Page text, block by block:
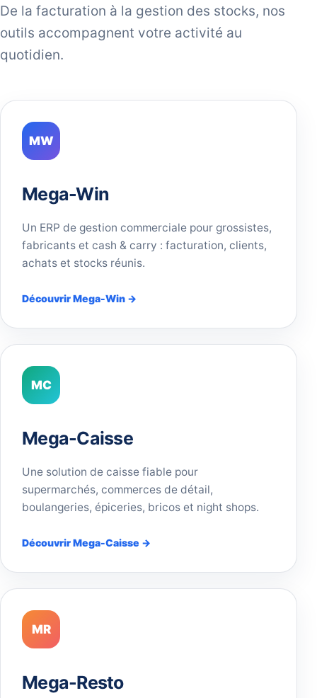
De la facturation à la gestion des stocks, nos
outils accompagnent votre activité au
quotidien.
MW
Mega-Win
Un ERP de gestion commerciale pour grossistes,
fabricants et cash & carry : facturation, clients,
achats et stocks réunis.
Découvrir Mega-Win →
MC
Mega-Caisse
Une solution de caisse fiable pour
supermarchés, commerces de détail,
boulangeries, épiceries, bricos et night shops.
Découvrir Mega-Caisse →
MR
Mega-Resto